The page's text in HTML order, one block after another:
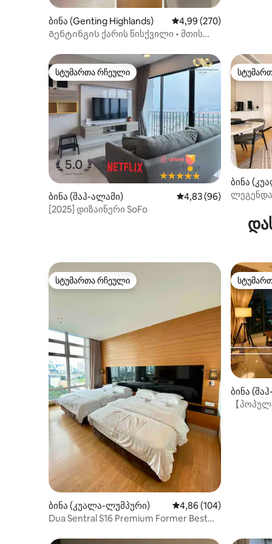
ბინა (Genting Highlands) საშუალო შეფასებაა
4,99 (270)
Გენტინგის ქარის წისქვილი • მთის
სტუმართა რჩეული
სტუმართა რჩეული
ბინა (შაჰ-ალამი) საშუალო შეფასებაა
4,83 (96)
[2025] დიზაინერი SoFo
ბინა
სტუმართა რჩეული
სტუმართა რჩეული
ბინა (კუალა-ლუმპური) საშუალო შეფასებაა
4,86 (104)
Dua Sentral S16 Premium Former Best
ბინა
【